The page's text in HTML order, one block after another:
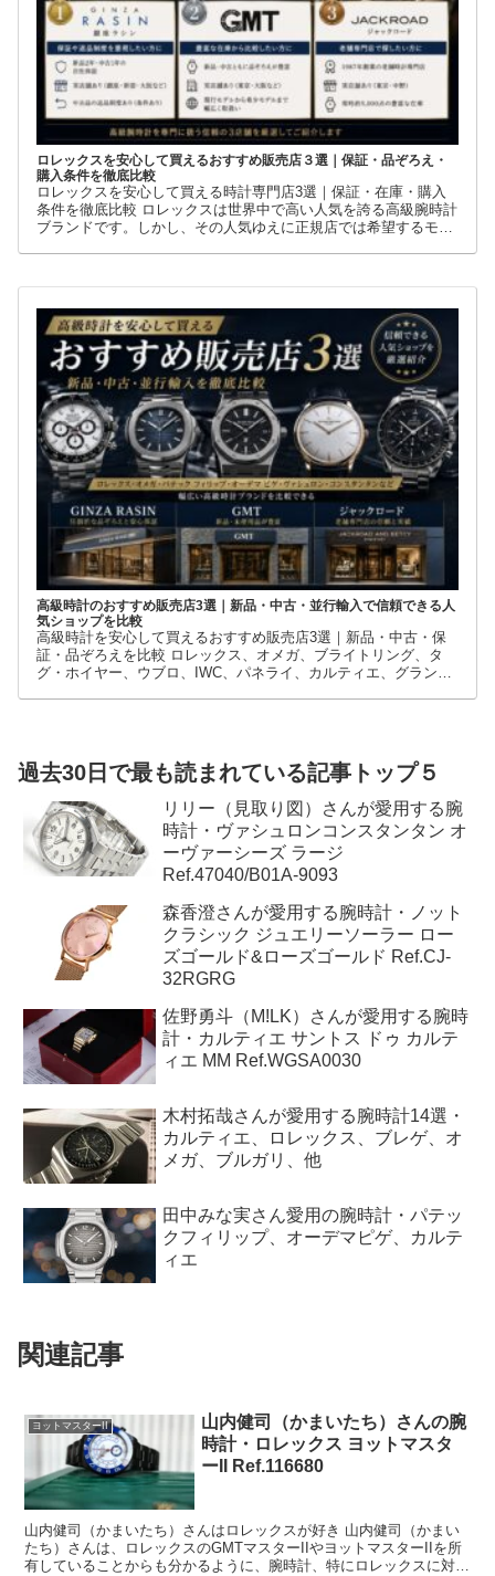
ロレックスを安心して買えるおすすめ販売店３選｜保証・品ぞろえ・
購入条件を徹底比較
ロレックスを安心して買える時計専門店3選｜保証・在庫・購入
条件を徹底比較 ロレックスは世界中で高い人気を誇る高級腕時計
ブランドです。しかし、その人気ゆえに正規店では希望するモデ
高級時計のおすすめ販売店3選｜新品・中古・並行輸入で信頼できる人
気ショップを比較
高級時計を安心して買えるおすすめ販売店3選｜新品・中古・保
証・品ぞろえを比較 ロレックス、オメガ、ブライトリング、タ
グ・ホイヤー、ウブロ、IWC、パネライ、カルティエ、グランド
過去30日で最も読まれている記事トップ５
リリー（見取り図）さんが愛用する腕
時計・ヴァシュロンコンスタンタン オ
ーヴァーシーズ ラージ
Ref.47040/B01A-9093
森香澄さんが愛用する腕時計・ノット
クラシック ジュエリーソーラー ロー
ズゴールド&ローズゴールド Ref.CJ-
32RGRG
佐野勇斗（M!LK）さんが愛用する腕時
計・カルティエ サントス ドゥ カルテ
ィエ MM Ref.WGSA0030
木村拓哉さんが愛用する腕時計14選・
カルティエ、ロレックス、ブレゲ、オ
メガ、ブルガリ、他
田中みな実さん愛用の腕時計・パテッ
クフィリップ、オーデマピゲ、カルテ
ィエ
関連記事
ヨットマスターII
山内健司（かまいたち）さんの腕
時計・ロレックス ヨットマスタ
ーII Ref.116680
山内健司（かまいたち）さんはロレックスが好き 山内健司（かまい
たち）さんは、ロレックスのGMTマスターIIやヨットマスターIIを所
有していることからも分かるように、腕時計、特にロレックスに対し